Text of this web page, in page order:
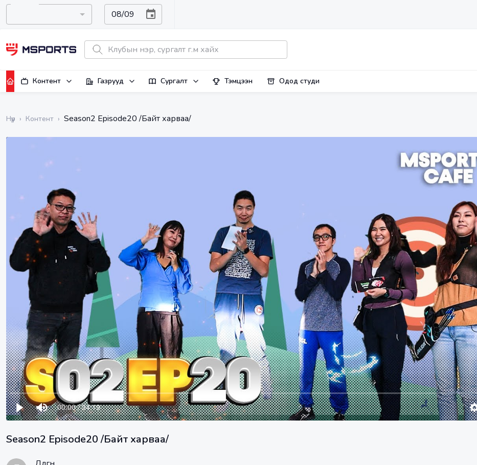
Контент Газрууд Сургалт Тэмцээн Одод студи
Нүүр › Контент › Season2 Episode20 /Байт харваа/
Season2 Episode20 /Байт харваа/